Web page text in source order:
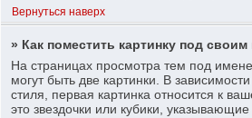
Вернуться наверх
» Как поместить картинку под
На страницах просмотра тем под
могут быть две картинки. В
стиля, первая картинка относится к
это звездочки или кубики, указывающие